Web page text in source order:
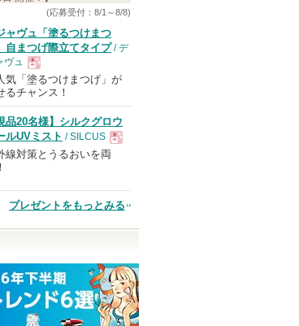
(応募受付：8/1～8/8)
ャヴュ「塗るつけまつ
自まつげ際立てタイプ/ デ
ヴュ
現
品
気「塗るつけまつげ」が
るチャンス！
品20名様】シルクグロウ
ルUVミスト / SILCUS
現
品
線対策とうるおいを両
プレゼントをもっとみる